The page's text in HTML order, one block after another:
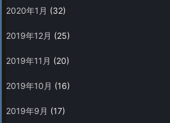
2020年1月 (32)
2019年12月 (25)
2019年11月 (20)
2019年10月 (16)
2019年9月 (17)